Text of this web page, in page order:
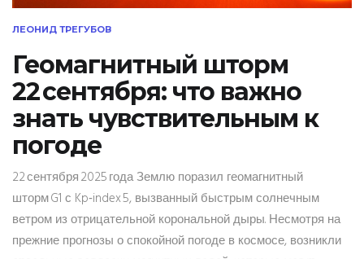
ЛЕОНИД ТРЕГУБОВ
Геомагнитный шторм
22 сентября: что важно
знать чувствительным к
погоде
22 сентября 2025 года Землю поразил геомагнитный
шторм G1 с Kp‑index 5, вызванный быстрым солнечным
ветром из отрицательной корональной дыры. Несмотря на
прежние прогнозы о спокойной погоде в космосе, возникли